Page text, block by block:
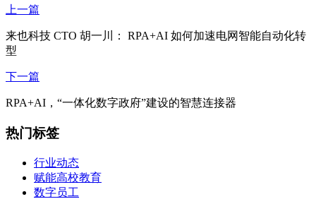
上一篇
来也科技 CTO 胡一川： RPA+AI 如何加速电网智能自动化转
型
下一篇
RPA+AI，“一体化数字政府”建设的智慧连接器
热门标签
行业动态
赋能高校教育
数字员工